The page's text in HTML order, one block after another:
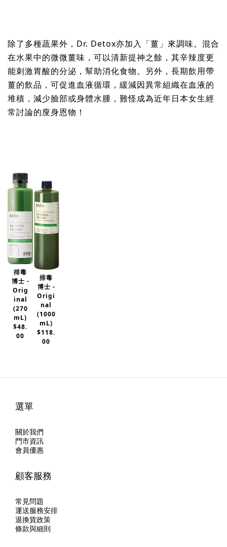
除了多種蔬果外，Dr. Detox亦加入「薑」來調味。混合
在水果中的微微薑味，可以清新提神之餘，其辛辣度更
能刺激胃酸的分泌，幫助消化食物。另外，長期飲用帶
薑的飲品，可促進血液循環，緩減因異常組織在血液的
堆積，減少臉部或身體水腫，難怪成為近年日本女生經
常討論的廋身恩物！
排毒
博士 -
Orig
inal
(270
mL)
$48.
00
排毒
博士 -
Origi
nal
(1000
mL)
$118.
00
選單
關於我們
門市資訊
會員優惠
顧客服務
常見問題
運送服務安排
退換貨政策
條款與細則